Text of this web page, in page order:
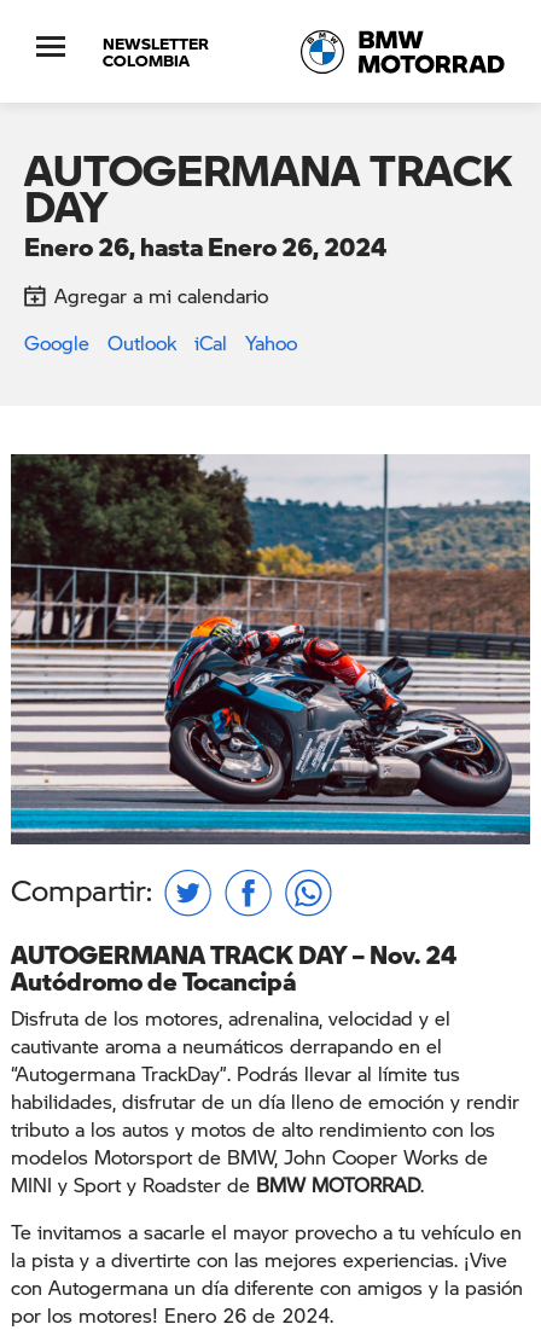
NEWSLETTER
COLOMBIA
AUTOGERMANA TRACK
DAY
Enero 26, hasta Enero 26, 2024
Agregar a mi calendario
Google
Outlook iCal Yahoo
AUTOGERMANA TRACK DAY – Nov. 24
Autódromo de Tocancipá
Disfruta de los motores, adrenalina, velocidad y el
cautivante aroma a neumáticos derrapando en el
“Autogermana TrackDay”. Podrás llevar al límite tus
habilidades, disfrutar de un día lleno de emoción y rendir
tributo a los autos y motos de alto rendimiento con los
modelos Motorsport de BMW, John Cooper Works de
MINI y Sport y Roadster de BMW MOTORRAD.
Te invitamos a sacarle el mayor provecho a tu vehículo en
la pista y a divertirte con las mejores experiencias. ¡Vive
con Autogermana un día diferente con amigos y la pasión
por los motores! Enero 26 de 2024.
Compartir: